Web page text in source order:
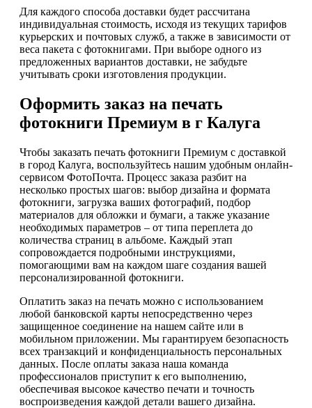
Для каждого способа доставки будет рассчитана
индивидуальная стоимость, исходя из текущих тарифов
курьерских и почтовых служб, а также в зависимости от
веса пакета с фотокнигами. При выборе одного из
предложенных вариантов доставки, не забудьте
учитывать сроки изготовления продукции.
Оформить заказ на печать
фотокниги Премиум в г Калуга
Чтобы заказать печать фотокниги Премиум с доставкой
в город Калуга, воспользуйтесь нашим удобным онлайн-
сервисом ФотоПочта. Процесс заказа разбит на
несколько простых шагов: выбор дизайна и формата
фотокниги, загрузка ваших фотографий, подбор
материалов для обложки и бумаги, а также указание
необходимых параметров – от типа переплета до
количества страниц в альбоме. Каждый этап
сопровождается подробными инструкциями,
помогающими вам на каждом шаге создания вашей
персонализированной фотокниги.
Оплатить заказ на печать можно с использованием
любой банковской карты непосредственно через
защищенное соединение на нашем сайте или в
мобильном приложении. Мы гарантируем безопасность
всех транзакций и конфиденциальность персональных
данных. После оплаты заказа наша команда
профессионалов приступит к его выполнению,
обеспечивая высокое качество печати и точность
воспроизведения каждой детали вашего дизайна.